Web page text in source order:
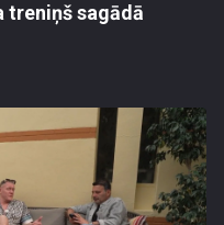
treniņš sagādā